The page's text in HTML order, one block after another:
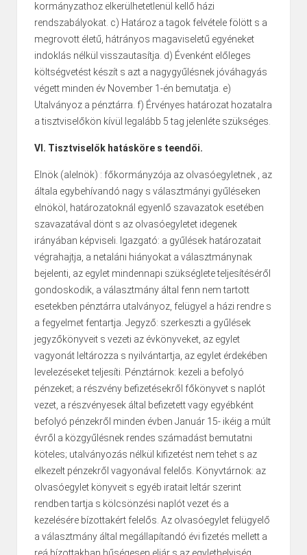
kormányzathoz elkerülhetetlenül kellő házi
rendszabályokat. c) Határoz a tagok felvétele fölött s a
megrovott életű, hátrányos magaviseletű egyéneket
indoklás nélkül visszautasítja. d) Évenként előleges
költségvetést készít s azt a nagygyűlésnek jóváhagyás
végett minden év November 1-én bemutatja. e)
Utalványoz a pénztárra. f) Érvényes határozat hozatalra
a tisztviselőkön kívül legalább 5 tag jelenléte szükséges.
VI. Tisztviselők hatásköre s teendői.
Elnök (alelnök) : főkormányzója az olvasóegyletnek , az
általa egybehívandó nagy s választmányi gyűléseken
elnököl, határozatoknál egyenlő szavazatok esetében
szavazatával dönt s az olvasóegyletet idegenek
irányában képviseli. Igazgató: a gyűlések határozatait
végrahajtja, a netaláni hiányokat a választmánynak
bejelenti, az egylet mindennapi szükséglete teljesítéséről
gondoskodik, a választmány által fenn nem tartott
esetekben pénztárra utalványoz, felügyel a házi rendre s
a fegyelmet fentartja. Jegyző: szerkeszti a gyűlések
jegyzőkönyveit s vezeti az évkönyveket, az egylet
vagyonát leltározza s nyilvántartja, az egylet érdekében
levelezéseket teljesíti. Pénztárnok: kezeli a befolyó
pénzeket; a részvény befizetésekről főkönyvet s naplót
vezet, a részvényesek által befizetett vagy egyébként
befolyó pénzekről minden évben Január 15- ikéig a múlt
évről a közgyűlésnek rendes számadást bemutatni
köteles; utalványozás nélkül kifizetést nem tehet s az
elkezelt pénzekről vagyonával felelős. Könyvtárnok: az
olvasóegylet könyveit s egyéb iratait leltár szerint
rendben tartja s kölcsönzési naplót vezet és a
kezelésére bízottakért felelős. Az olvasóegylet felügyelő
a választmány által megállapítandó évi fizetés mellett a